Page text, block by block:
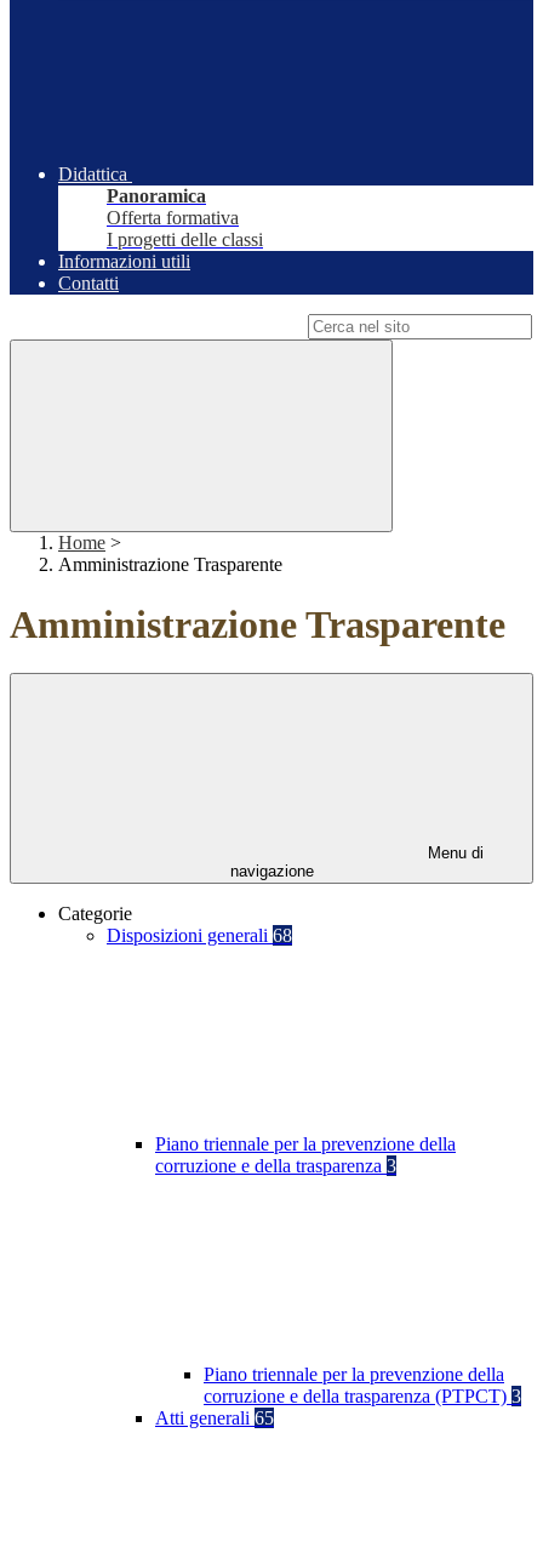
Didattica
Panoramica
Offerta formativa
I progetti delle classi
Informazioni utili
Contatti
Home >
Amministrazione Trasparente
Amministrazione Trasparente
Menu di
navigazione
Categorie
Disposizioni generali 68
Piano triennale per la prevenzione della
corruzione e della trasparenza 3
Piano triennale per la prevenzione della
corruzione e della trasparenza (PTPCT) 3
Atti generali 65